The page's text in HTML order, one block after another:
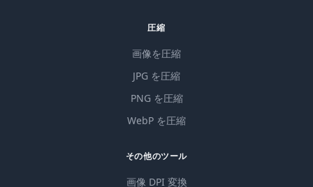
圧縮
画像を圧縮
JPG を圧縮
PNG を圧縮
WebP を圧縮
その他のツール
画像 DPI 変換